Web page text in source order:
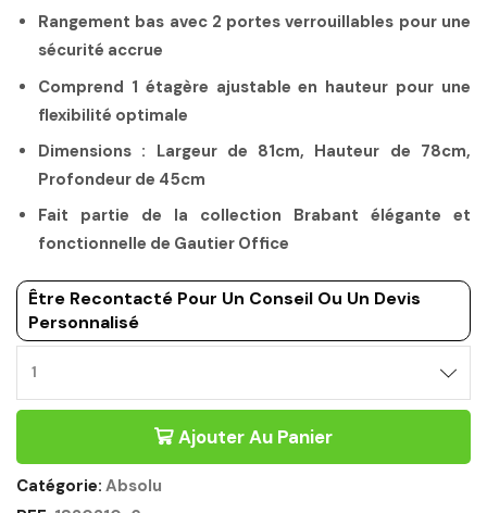
Rangement bas avec 2 portes verrouillables pour une
sécurité accrue
Comprend 1 étagère ajustable en hauteur pour une
flexibilité optimale
Dimensions : Largeur de 81cm, Hauteur de 78cm,
Profondeur de 45cm
Fait partie de la collection Brabant élégante et
fonctionnelle de Gautier Office
Être Recontacté Pour Un Conseil Ou Un Devis
Personnalisé
Ajouter Au Panier
Catégorie: Absolu